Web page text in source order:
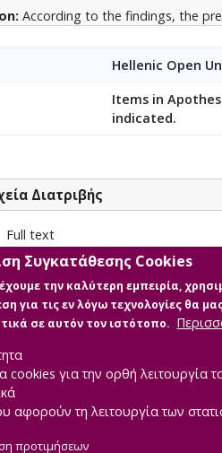
According to the findings, the
Hellenic Open
Items in
indicated.
Διατριβής
Full text
Περιγραφή: ΧΑΣΑΠΟΓΛΟΥ ΕΛΛΗ
Μέγεθος: 0.9 MB
Developed by
Συγκατάθεσης Cookies
την καλύτερη εμπειρία,
για τις εν λόγω τεχνολογίες θα
σε αυτόν τον ιστότοπο.
cookies για την ορθή λειτουργία
αφορούν τη λειτουργία των
προτιμήσεων